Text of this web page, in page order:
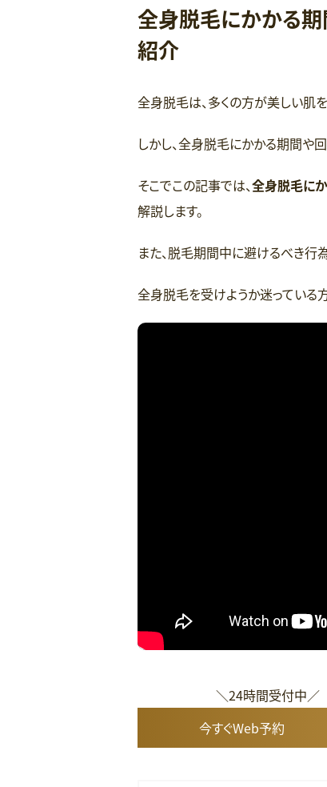
全身脱毛にかかる期
紹介
全身脱毛は、多くの方が美しい肌
しかし、全身脱毛にかかる期間や
そこでこの記事では、全身脱毛に
解説します。
また、脱毛期間中に避けるべき行
全身脱毛を受けようか迷っている
＼24時間受付中／
今すぐWeb予約